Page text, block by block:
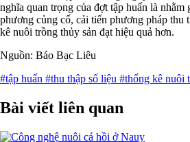
nghĩa quan trọng của đợt tập huấn là nhằm
phương củng cố, cải tiến phương pháp
kê nuôi trồng thủy sản đạt hiệu quả hơn.
Nguồn: Báo Bạc Liêu
#tập huấn #thu thập số liệu #thống kê nuôi
Bài viết liên quan